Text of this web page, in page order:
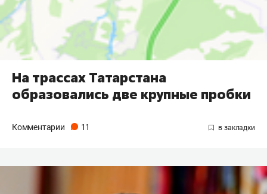
На трассах Татарстана
образовались две крупные пробки
Комментарии 11